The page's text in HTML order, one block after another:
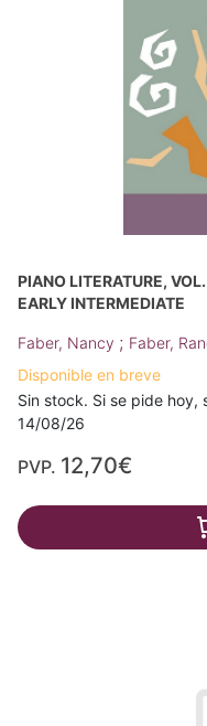
PIANO LITERATURE,
EARLY INTERMEDIATE
Faber, Nancy ; Faber,
Disponible en breve
Sin stock. Si se pide hoy,
14/08/26
PVP. 12,70€